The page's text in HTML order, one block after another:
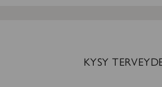
KYSY